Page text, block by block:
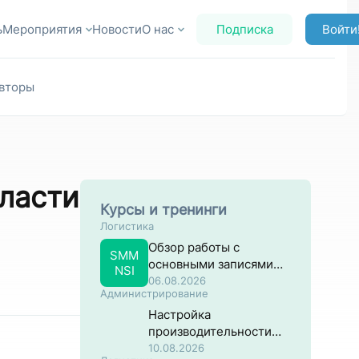
Мероприятия НовостиО нас Подписка
Курсы и тренинги
Логистика
SMM
NSI
Обзор работы с
основными записями
материалов в разрезе
закупок
06.08.2026
Администрирование
Настройка
производительности
систем на основе SAP
10.08.2026